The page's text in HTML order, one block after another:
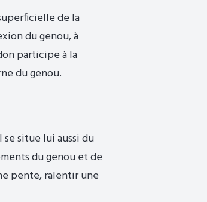
de la
du genou, à
participe à la
du genou.
situe lui aussi du
du genou et de
pente, ralentir une